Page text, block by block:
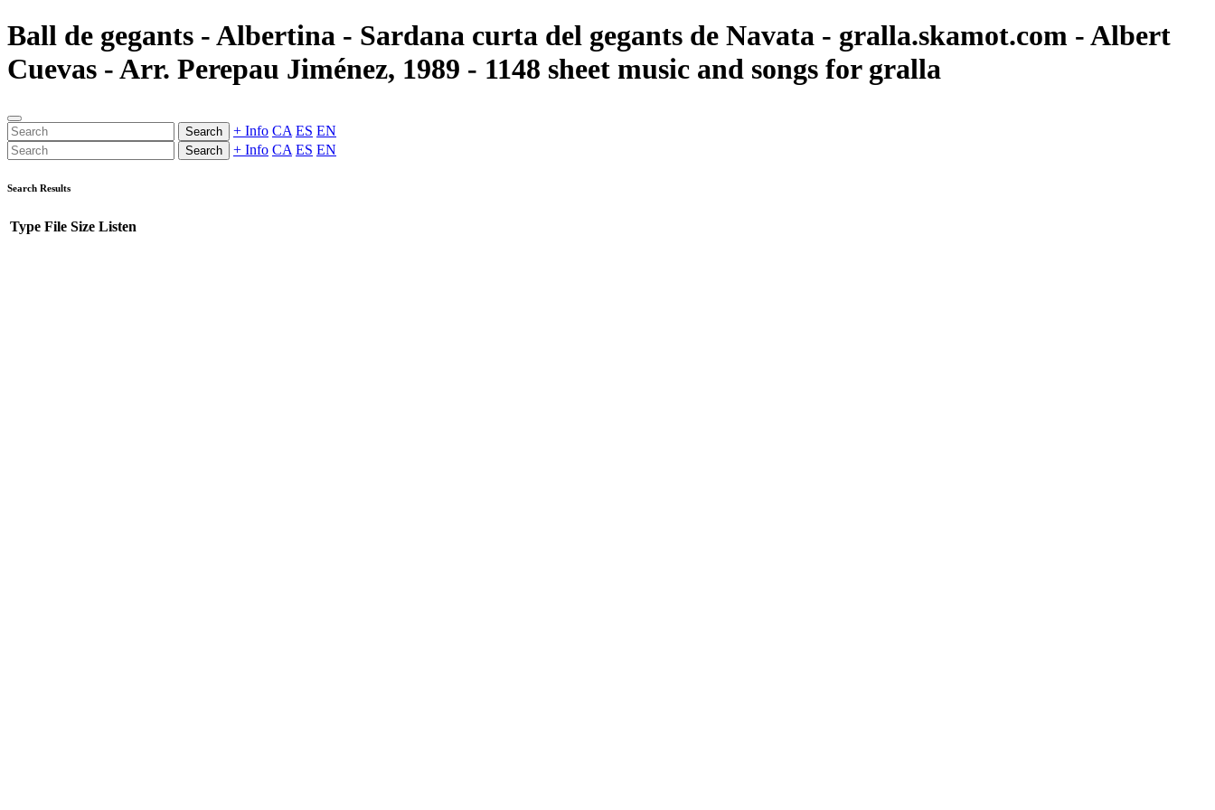
Ball de gegants - Albertina - Sardana curta del gegants de Navata - gralla.skamot.com - Albert
Cuevas - Arr. Perepau Jiménez, 1989 - 1148 sheet music and songs for gralla
Search + Info CA ES EN
Search + Info CA ES EN
Search Results
Type File Size Listen